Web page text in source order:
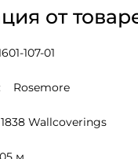
от
107-01
Rosemore
1838 Wallcoverings